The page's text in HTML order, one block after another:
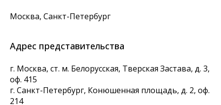
Москва, Санкт-Петербург
Адрес представительства
г. Москва, ст. м. Белорусская, Тверская Застава, д. 3,
оф. 415
г. Санкт-Петербург, Конюшенная площадь, д. 2, оф.
214